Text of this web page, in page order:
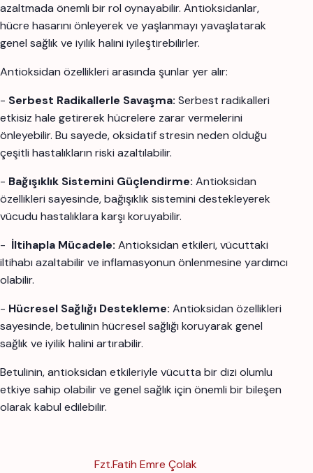
azaltmada önemli bir rol oynayabilir. Antioksidanlar,
hücre hasarını önleyerek ve yaşlanmayı yavaşlatarak
genel sağlık ve iyilik halini iyileştirebilirler.
Antioksidan özellikleri arasında şunlar yer alır:
- Serbest Radikallerle Savaşma: Serbest radikalleri
etkisiz hale getirerek hücrelere zarar vermelerini
önleyebilir. Bu sayede, oksidatif stresin neden olduğu
çeşitli hastalıkların riski azaltılabilir.
- Bağışıklık Sistemini Güçlendirme: Antioksidan
özellikleri sayesinde, bağışıklık sistemini destekleyerek
vücudu hastalıklara karşı koruyabilir.
- İltihapla Mücadele: Antioksidan etkileri, vücuttaki
iltihabı azaltabilir ve inflamasyonun önlenmesine yardımcı
olabilir.
- Hücresel Sağlığı Destekleme: Antioksidan özellikleri
sayesinde, betulinin hücresel sağlığı koruyarak genel
sağlık ve iyilik halini artırabilir.
Betulinin, antioksidan etkileriyle vücutta bir dizi olumlu
etkiye sahip olabilir ve genel sağlık için önemli bir bileşen
olarak kabul edilebilir.
Fzt.Fatih Emre Çolak